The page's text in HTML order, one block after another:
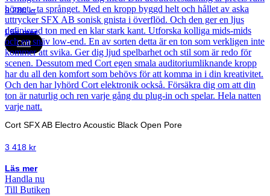
9 280kr
Läs mer
Cort
Cort SFX AB Electro Acoustic Black Open Pore
3 418 kr
Läs mer
Handla nu
Till Butiken